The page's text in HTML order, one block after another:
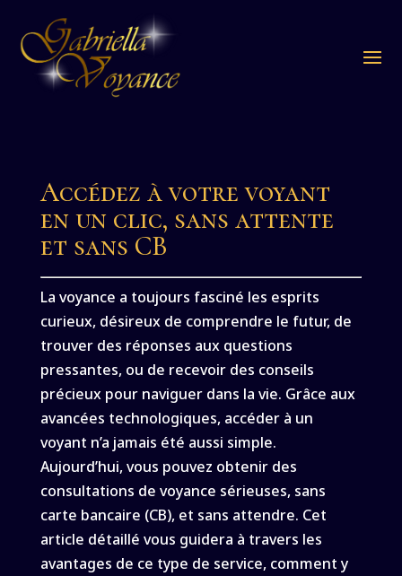
Accédez à votre voyant
en un clic, sans attente
et sans CB
La voyance a toujours fasciné les esprits
curieux, désireux de comprendre le futur, de
trouver des réponses aux questions
pressantes, ou de recevoir des conseils
précieux pour naviguer dans la vie. Grâce aux
avancées technologiques, accéder à un
voyant n’a jamais été aussi simple.
Aujourd’hui, vous pouvez obtenir des
consultations de voyance sérieuses, sans
carte bancaire (CB), et sans attendre. Cet
article détaillé vous guidera à travers les
avantages de ce type de service, comment y